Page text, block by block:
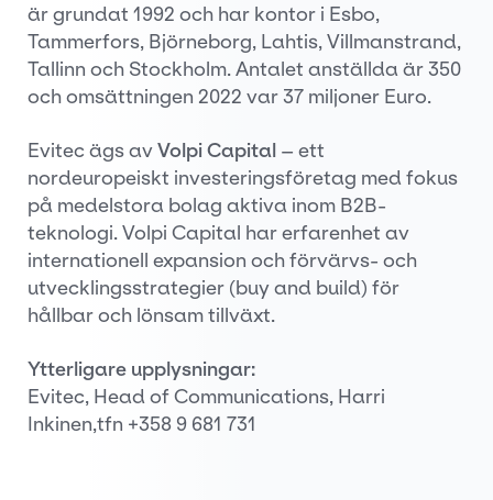
är grundat 1992 och har kontor i Esbo,
Tammerfors, Björneborg, Lahtis, Villmanstrand,
Tallinn och Stockholm. Antalet anställda är 350
och omsättningen 2022 var 37 miljoner Euro.
Evitec ägs avVolpi Capital – ett
nordeuropeiskt investeringsföretag med fokus
på medelstora bolag aktiva inom B2B-
teknologi. Volpi Capital har erfarenhet av
internationell expansion och förvärvs- och
utvecklingsstrategier (buy and build) för
hållbar och lönsam tillväxt.
Ytterligare upplysningar:
Evitec, Head of Communications, Harri
Inkinen,tfn +358 9 681 731